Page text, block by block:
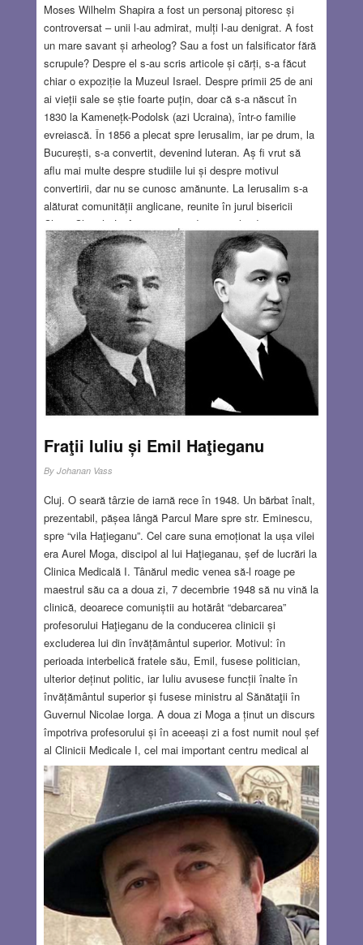
Moses Wilhelm Shapira a fost un personaj pitoresc și
controversat – unii l-au admirat, mulți l-au denigrat. A fost
un mare savant și arheolog? Sau a fost un falsificator fără
scrupule? Despre el s-au scris articole și cărți, s-a făcut
chiar o expoziție la Muzeul Israel. Despre primii 25 de ani
ai vieții sale se știe foarte puțin, doar că s-a născut în
1830 la Kamenețk-Podolsk (azi Ucraina), într-o familie
evreiască. În 1856 a plecat spre Ierusalim, iar pe drum, la
București, s-a convertit, devenind luteran. Aș fi vrut să
aflu mai multe despre studiile lui și despre motivul
convertirii, dar nu se cunosc amănunte. La Ierusalim s-a
alăturat comunității anglicane, reunite în jurul bisericii
Christ Church. La început a condus prăvălia de suveniruri
a bisericii, iar în 1861 și-a deschis propria prăvălie în
apropierea Bisericii Sfântului Mormânt. S-a căsătorit cu o
infirmieră protestantă și a avut două fiice, dintre care cea
mică a devenit mai târziu scriitoare. Romanul ei
autobiografic, Fetița din Ierusalim, publicat sub
pseudonimul Myriam Harry, este una din sursele mele de
inspirație. În ochii fetiței, prăvălia tatălui ei era o lume
magică.
Read more…
DEC 24, 2020 6 COMMENTS
Fraţii Iuliu și Emil Haţieganu
By Johanan Vass
Cluj. O seară târzie de iarnă rece în 1948. Un bărbat înalt,
prezentabil, pășea lângă Parcul Mare spre str. Eminescu,
spre “vila Haţieganu”. Cel care suna emoționat la ușa vilei
era Aurel Moga, discipol al lui Haţieganau, șef de lucrări la
Clinica Medicală I. Tânărul medic venea să-l roage pe
maestrul său ca a doua zi, 7 decembrie 1948 să nu vină la
clinică, deoarece comuniștii au hotărât “debarcarea”
profesorului Haţieganu de la conducerea clinicii și
excluderea lui din învățământul superior. Motivul: în
perioada interbelică fratele său, Emil, fusese politician,
ulterior deținut politic, iar Iuliu avusese funcții înalte în
învățământul superior și fusese ministru al Sănătaţii în
Guvernul Nicolae Iorga. A doua zi Moga a ținut un discurs
împotriva profesorului și în aceeași zi a fost numit noul șef
al Clinicii Medicale I, cel mai important centru medical al
Clujului din acei ani. Aceasta este numai o imagine din
biografia complexă a prof. Iuliu Haţieganu. S-a născut în
1885, în Imperiul Austro-Ungar, în comuna Magyarderzső
(mai târziu Dârja), pe valea Someșului, în casa preotului
greco-catolic Ioan Haţieganu. Ioan Haţieganu se trăgea
dintr-o foarte veche și faimoasă familie românească din
împrejurimile Hațegului
Read more…
DEC 24, 2020 17 COMMENTS